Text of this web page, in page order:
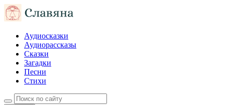
Аудиосказки
Аудиорассказы
Сказки
Загадки
Песни
Стихи